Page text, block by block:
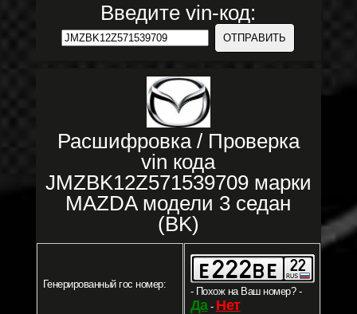
Введите vin-код:
Расшифровка / Проверка
vin кода
JMZBK12Z571539709 марки
MAZDA модели 3 седан
(BK)
Генерированный гос номер:
- Похож на Ваш номер? -
Да- Нет